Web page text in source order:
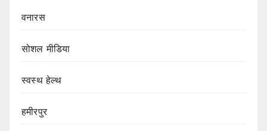
वनारस
सोशल मीडिया
स्वस्थ हेल्थ
हमीरपुर